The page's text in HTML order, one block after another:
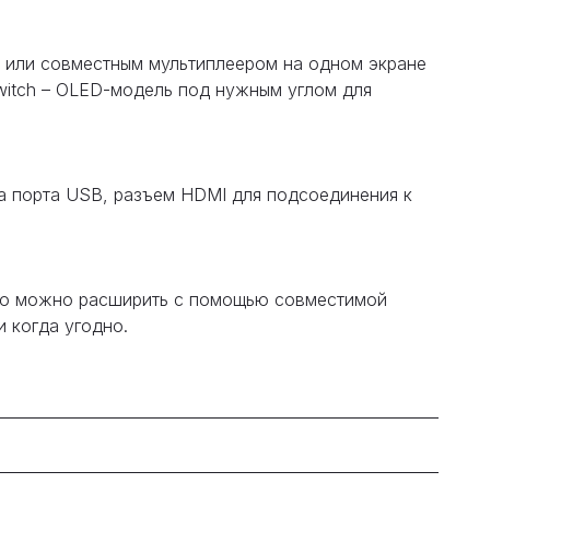
совместным мультиплеером на одном экране
– OLED-модель под нужным углом для
USB, разъем HDMI для подсоединения к
можно расширить с помощью совместимой
когда угодно.